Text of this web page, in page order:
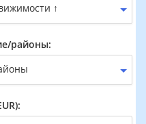
↑
районы: